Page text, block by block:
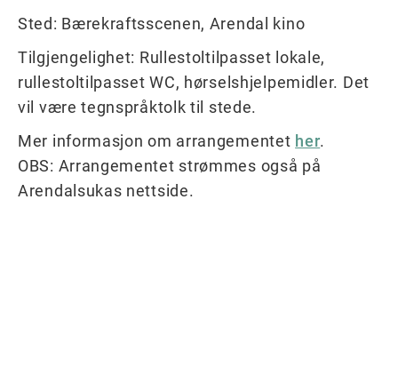
Sted: Bærekraftsscenen, Arendal kino
Tilgjengelighet: Rullestoltilpasset lokale,
rullestoltilpasset WC, hørselshjelpemidler. Det
vil være tegnspråktolk til stede.
Mer informasjon om arrangementet her.
OBS: Arrangementet strømmes også på
Arendalsukas nettside.